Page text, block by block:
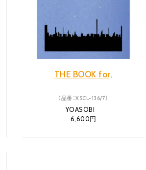
THE BOOK for,
（品番：XSCL-136/7）
YOASOBI
6,600円